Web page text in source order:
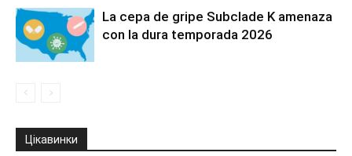
La cepa de gripe Subclade K amenaza
con la dura temporada 2026
Цікавинки